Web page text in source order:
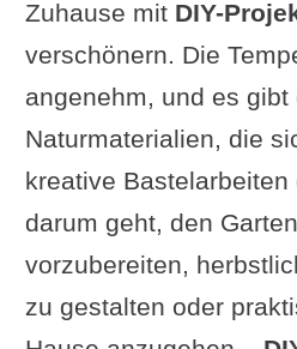
Kreative
und Familien
Warum
beliebt ist
Kunstwerke
Materialien
Zuhause mit DIY-
verschönern. Die
angenehm, und es gibt
Naturmaterialien, die
kreative Bastelarbeiten
darum geht, den
vorzubereiten,
zu gestalten oder